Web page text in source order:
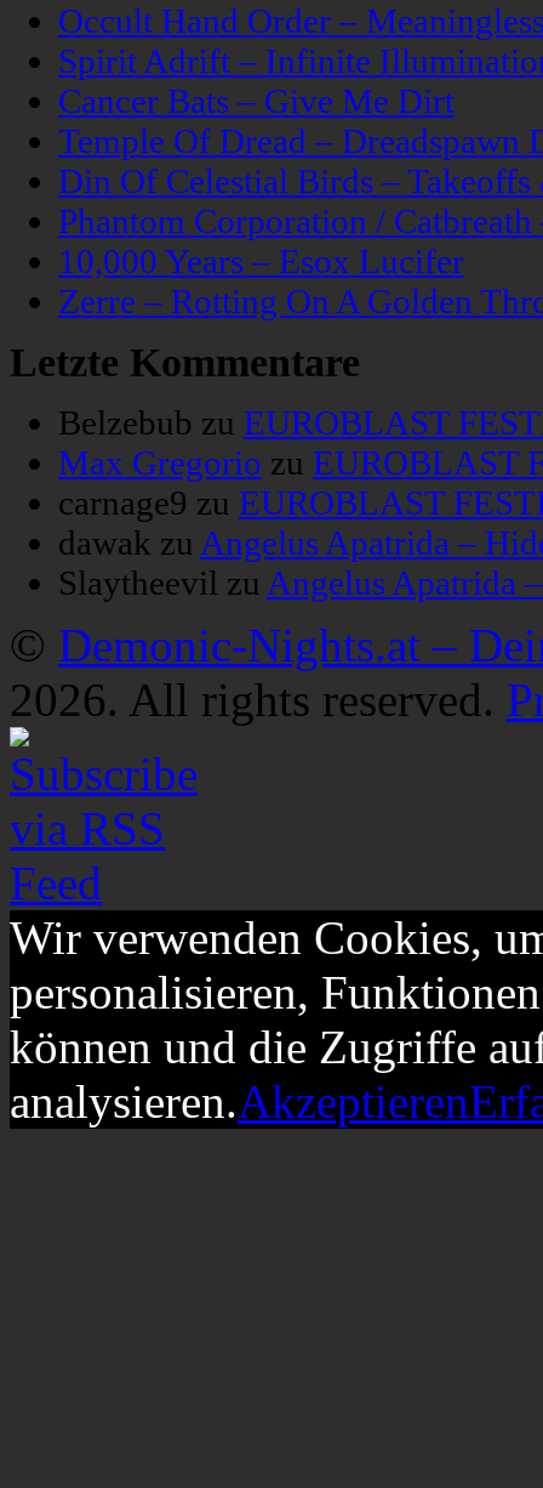
Occult Hand Order –
Spirit Adrift – Infinite
Cancer Bats – Give Me Dirt
Temple Of Dread – Dreadspawn
Din Of Celestial Birds –
Phantom Corporation /
10,000 Years – Esox Lucifer
Zerre – Rotting On A Golden
Letzte Kommentare
Belzebub zu EUROBLAST
Max Gregorio zu EUROBLAST
carnage9 zu EUROBLAST
dawak zu Angelus Apatrida –
Slaytheevil zu Angelus Apatrida
© Demonic-Nights.at –
2026. All rights reserved.
Wir verwenden Cookies,
personalisieren,
können und die Zugriffe
analysieren.Akzeptieren